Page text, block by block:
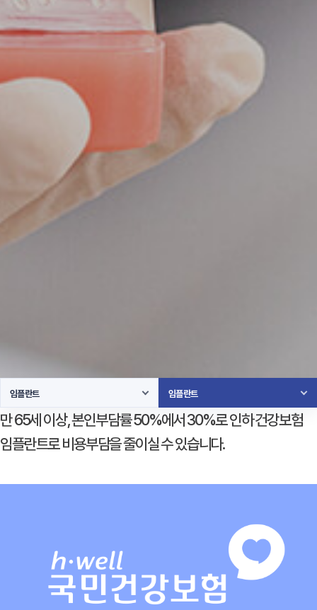
임플란트 임플란트
만 65세 이상, 본인부담률 50%에서 30%로 인하 건강보험
임플란트로 비용부담을 줄이실 수 있습니다.